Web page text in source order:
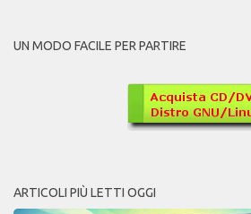
UN MODO FACILE PER PARTIRE
ARTICOLI PIÙ LETTI OGGI